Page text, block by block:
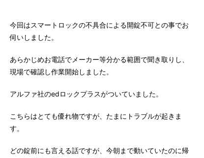
今回はスマートロックの不具合による開錠不可との事でお
伺いしました。
あらかじめお電話でメーカー等分かる範囲で聞き取りし、
現場で確認し作業開始しました。
アルファ社のedロックプラスがついていました。
こちらはとても優れ物ですが、たまにトラブルが起きま
す。
どの錠前にも言える話ですが、今朝まで動いていたのに帰